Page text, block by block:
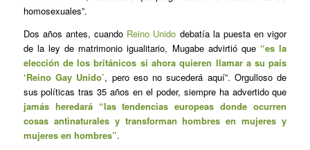
homosexuales”.
Dos años antes, cuando Reino Unido debatía la puesta en vigor
de la ley de matrimonio igualitario, Mugabe advirtió que “es la
elección de los británicos si ahora quieren llamar a su país
‘Reino Gay Unido’, pero eso no sucederá aquí”. Orgulloso de
sus políticas tras 35 años en el poder, siempre ha advertido que
jamás heredará “las tendencias europeas donde ocurren
cosas antinaturales y transforman hombres en mujeres y
mujeres en hombres”.